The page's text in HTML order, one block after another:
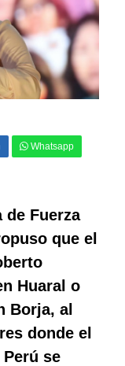
Whatsapp
de Fuerza
que el
Huaral o
Borja, al
donde el
se